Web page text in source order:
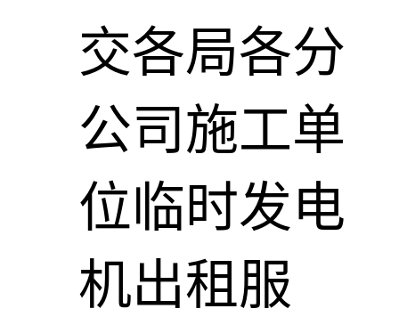
交各局各分
公司施工单
位临时发电
机出租服